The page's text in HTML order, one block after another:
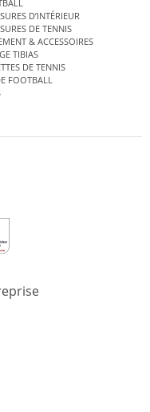
D’INTÉRIEUR
DE TENNIS
& ACCESSOIRES
TIBIAS
DE TENNIS
FOOTBALL